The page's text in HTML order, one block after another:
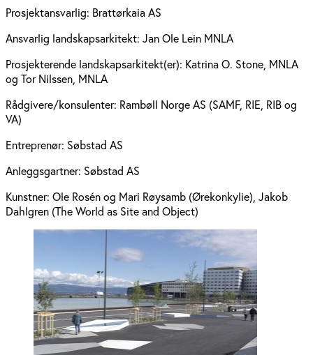
Prosjektansvarlig: Brattørkaia AS
Ansvarlig landskapsarkitekt: Jan Ole Lein MNLA
Prosjekterende landskapsarkitekt(er): Katrina O. Stone, MNLA
og Tor Nilssen, MNLA
Rådgivere/konsulenter: Rambøll Norge AS (SAMF, RIE, RIB og
VA)
Entreprenør: Søbstad AS
Anleggsgartner: Søbstad AS
Kunstner: Ole Rosén og Mari Røysamb (Ørekonkylie), Jakob
Dahlgren (The World as Site and Object)